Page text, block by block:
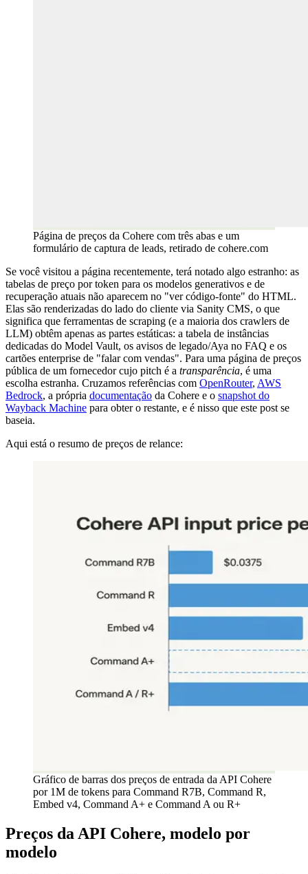
Página de preços da Cohere com três abas e um
formulário de captura de leads, retirado de cohere.com
Se você visitou a página recentemente, terá notado algo estranho: as
tabelas de preço por token para os modelos generativos e de
recuperação atuais não aparecem no "ver código-fonte" do HTML.
Elas são renderizadas do lado do cliente via Sanity CMS, o que
significa que ferramentas de scraping (e a maioria dos crawlers de
LLM) obtêm apenas as partes estáticas: a tabela de instâncias
dedicadas do Model Vault, os avisos de legado/Aya no FAQ e os
cartões enterprise de "falar com vendas". Para uma página de preços
pública de um fornecedor cujo pitch é a transparência, é uma
escolha estranha. Cruzamos referências com OpenRouter, AWS
Bedrock, a própria documentação da Cohere e o snapshot do
Wayback Machine para obter o restante, e é nisso que este post se
baseia.
Aqui está o resumo de preços de relance:
Gráfico de barras dos preços de entrada da API Cohere
por 1M de tokens para Command R7B, Command R,
Embed v4, Command A+ e Command A ou R+
Preços da API Cohere, modelo por
modelo